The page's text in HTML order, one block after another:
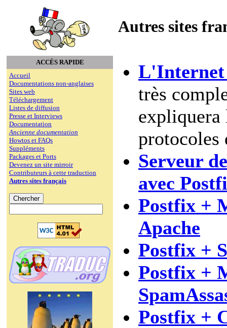
ACCÈS RAPIDE
Accueil
Documentations non-anglaises
Sites web
Téléchargement
Listes de diffusion
Presse et Interviews
Documentation
Ancienne documentation
Howtos et FAQs
Suppléments
Packages et Ports
Devenez un site mirroir
Contributeurs à cette traduction
Autres sites français
Autres sites
L'Internet
très
expliquera
protocoles
Serveur
avec
Postfix +
Apache
Postfix +
Postfix +
Postfix +